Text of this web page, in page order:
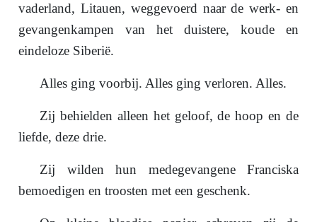
vaderland, Litauen, weggevoerd naar de werk- en
gevangenkampen van het duistere, koude en
eindeloze Siberië.
Alles ging voorbij. Alles ging verloren. Alles.
Zij behielden alleen het geloof, de hoop en de
liefde, deze drie.
Zij wilden hun medegevangene Franciska
bemoedigen en troosten met een geschenk.